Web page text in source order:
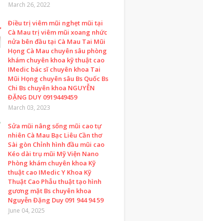
March 26, 2022
Điều trị viêm mũi nghẹt mũi tại
Cà Mau trị viêm mũi xoang nhức
nửa bên đầu tại Cà Mau Tai Mũi
Họng Cà Mau chuyên sâu phòng
khám chuyên khoa kỹ thuật cao
IMedic bác sĩ chuyên khoa Tai
Mũi Họng chuyên sâu Bs Quốc Bs
Chi Bs chuyên khoa NGUYỄN
ĐẶNG DUY 0919449459
March 03, 2023
Sửa mũi nâng sống mũi cao tự
nhiên Cà Mau Bạc Liêu Cần thơ
Sài gòn Chỉnh hình đầu mũi cao
Kéo dài trụ mũi Mỹ Viện Nano
Phòng khám chuyên khoa Kỹ
thuật cao IMedic Y Khoa Kỹ
Thuật Cao Phẫu thuật tạo hình
gương mặt Bs chuyên khoa
Nguyễn Đặng Duy 091 944 94 59
June 04, 2025